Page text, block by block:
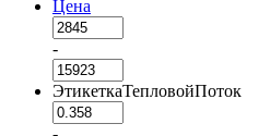
Цена
-
ЭтикеткаТепловойПоток